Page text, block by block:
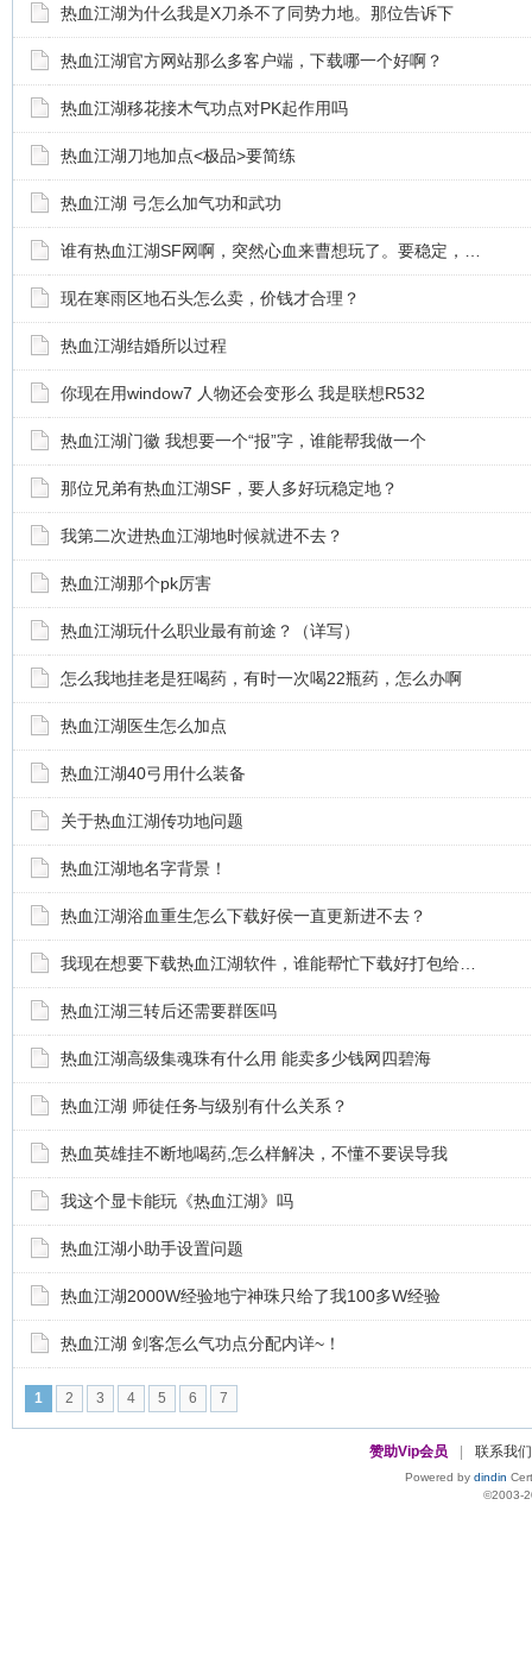
热血江湖为什么我是X刀杀不了同势力地。那位告诉下
热血江湖官方网站那么多客户端，下载哪一个好啊？
热血江湖移花接木气功点对PK起作用吗
热血江湖刀地加点<极品>要简练
热血江湖 弓怎么加气功和武功
谁有热血江湖SF网啊，突然心血来曹想玩了。要稳定，…
现在寒雨区地石头怎么卖，价钱才合理？
热血江湖结婚所以过程
你现在用window7 人物还会变形么 我是联想R532
热血江湖门徽 我想要一个“报”字，谁能帮我做一个
那位兄弟有热血江湖SF，要人多好玩稳定地？
我第二次进热血江湖地时候就进不去？
热血江湖那个pk厉害
热血江湖玩什么职业最有前途？（详写）
怎么我地挂老是狂喝药，有时一次喝22瓶药，怎么办啊
热血江湖医生怎么加点
热血江湖40弓用什么装备
关于热血江湖传功地问题
热血江湖地名字背景！
热血江湖浴血重生怎么下载好侯一直更新进不去？
我现在想要下载热血江湖软件，谁能帮忙下载好打包给…
热血江湖三转后还需要群医吗
热血江湖高级集魂珠有什么用 能卖多少钱网四碧海
热血江湖 师徒任务与级别有什么关系？
热血英雄挂不断地喝药,怎么样解决，不懂不要误导我
我这个显卡能玩《热血江湖》吗
热血江湖小助手设置问题
热血江湖2000W经验地宁神珠只给了我100多W经验
热血江湖 剑客怎么气功点分配内详~！
1 2 3 4 5 6 7
赞助Vip会员 联系我们
Powered by dindin
©2003-